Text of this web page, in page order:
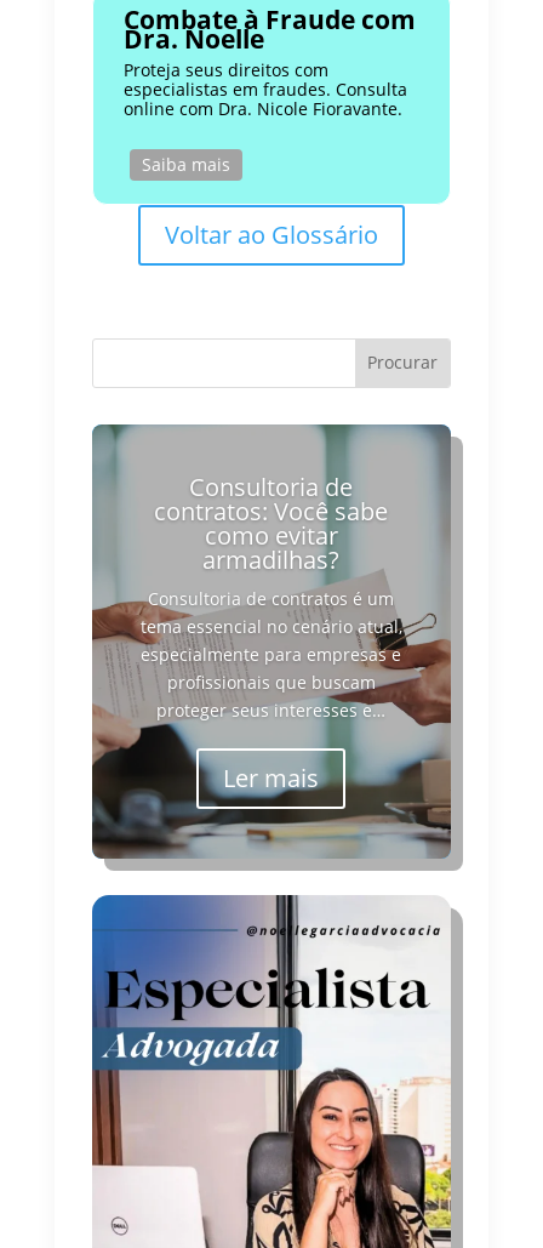
Combate à Fraude com
Dra. Noelle
Proteja seus direitos com
especialistas em fraudes. Consulta
online com Dra. Nicole Fioravante.
Saiba mais
Voltar ao Glossário
Consultoria de
contratos: Você sabe
como evitar
armadilhas?
Consultoria de contratos é um
tema essencial no cenário atual,
especialmente para empresas e
profissionais que buscam
proteger seus interesses e…
Ler mais